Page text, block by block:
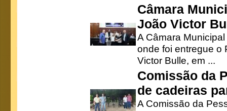
Câmara
João Victor
A Câmara
onde foi entregue o
Victor Bulle, em ...
Comissão da
de cadeiras
A Comissão da